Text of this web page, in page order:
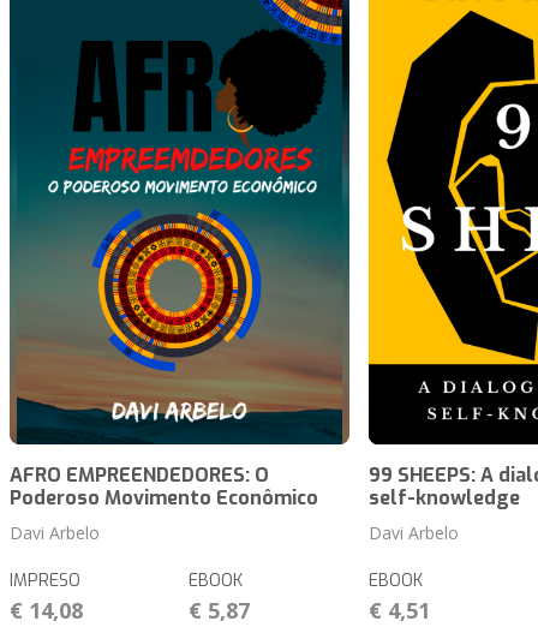
AFRO EMPREENDEDORES: O
Poderoso Movimento Econômico
Davi Arbelo
IMPRESO
€ 14,08
EBOOK
€ 5,87
99 SHEEPS: A
self-knowledge
Davi Arbelo
EBOOK
€ 4,51